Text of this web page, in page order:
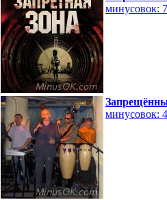
минусовок: 7
минусовок: 4